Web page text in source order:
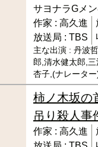
サヨナラGメ
作家 : 高久進
放送局 : TBS
主な出演 : 丹波
郎,清水健太郎,
杏子,(ナレータ
柿ノ木坂の
吊り殺人事
作家 : 高久進